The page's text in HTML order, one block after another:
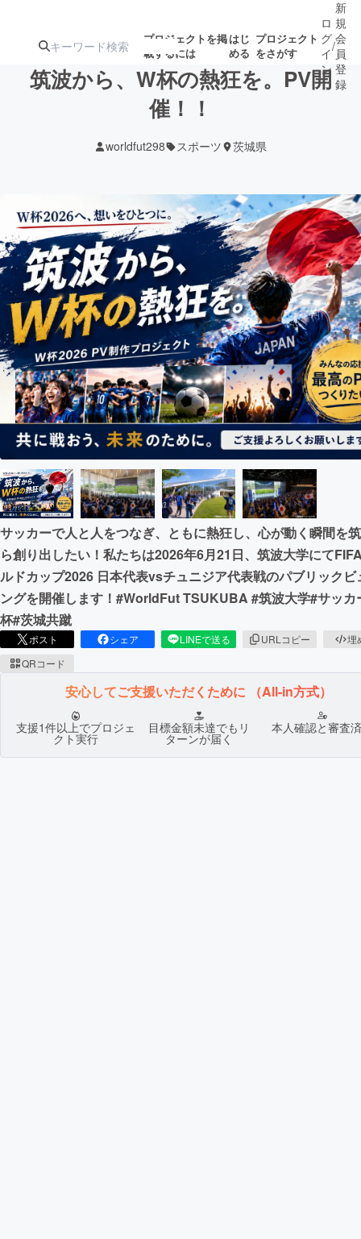
プロジェクトを掲
載するには
はじ
める
プロジェクト
をさがす
ターン
ジェクト
募集終了が近いプ
ロジェクト
アート・写真 音楽
テクノロジー・ガジェット ゲーム・サ
映像・映画 書籍・雑誌
ビジネス・起業 チャレンジ
まちづくり・地域活性化
CAMPFIRE for Social GoodCAMPFIRE Creation
CAMPFIREふるさと納税machi-yaコミュニティ
ロ
グ
イ
ン
/
新
規
会
員
登
録
筑波から、W杯の熱狂を。PV開
催！！
worldfut298 スポーツ 茨城県
サッカーで人と人をつなぎ、ともに熱狂し、心が動く瞬間を
ら創り出したい！私たちは2026年6月21日、筑波大学にて
ルドカップ2026 日本代表vsチュニジア代表戦のパブリックビ
ングを開催します！#WorldFut TSUKUBA #筑波大学#サッカ
杯#茨城共蹴
ポスト シェア LINEで送る URLコピー
埋
QRコード
安心してご支援いただくために （All-in方式）
支援1件以上でプロジェ
クト実行
目標金額未達でもリ
ターンが届く
本人確認と審査